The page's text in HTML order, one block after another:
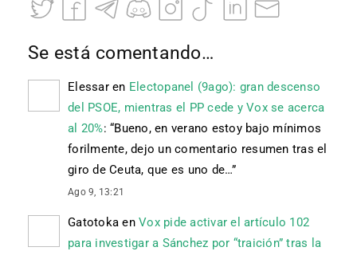
Se está comentando…
Elessaren Electopanel (9ago): gran descenso
del PSOE, mientras el PP cede y Vox se acerca
al 20%: “Bueno, en verano estoy bajo mínimos
forilmente, dejo un comentario resumen tras el
giro de Ceuta, que es uno de…”
Ago 9, 13:21
Gatotoka en Vox pide activar el artículo 102
para investigar a Sánchez por “traición” tras la